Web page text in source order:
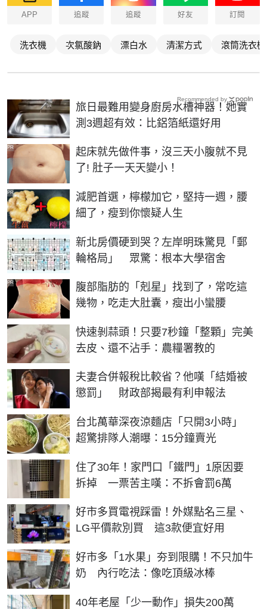
APP 追蹤 追蹤 好友 訂閱
洗衣機 次氯酸鈉 漂白水 清潔方式 滾筒洗衣機
旅日最難用變身廚房水槽神器！她實
測3週超有效：比鋁箔紙還好用
起床就先做件事，沒三天小腹就不見
了! 肚子一天天變小！
PR
減肥首選，檸檬加它，堅持一週，腰
細了，瘦到你懷疑人生
PR
新北房價硬到哭？左岸明珠驚見「郵
輪格局」 眾驚：根本大學宿舍
腹部脂肪的「剋星」找到了，常吃這
幾物，吃走大肚囊，瘦出小蠻腰
PR
快速剝蒜頭！只要7秒鐘「整顆」完美
去皮、還不沾手：農糧署教的
夫妻合併報稅比較省？他嘆「結婚被
懲罰」 財政部揭最有利申報法
台北萬華深夜涼麵店「只開3小時」
超驚排隊人潮曝：15分鐘賣光
住了30年！家門口「鐵門」1原因要
拆掉 一票苦主嘆：不拆會罰6萬
好市多買電視踩雷！外媒點名三星、
LG平價款別買 這3款便宜好用
好市多「1水果」夯到限購！不只加牛
奶 內行吃法：像吃頂級冰棒
40年老屋「少一動作」損失200萬
Recommended by